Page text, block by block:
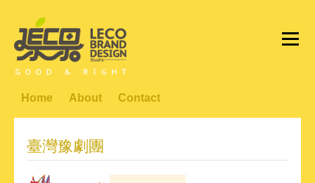
Home About Contact
臺灣豫劇團